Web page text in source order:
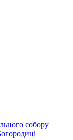
собору